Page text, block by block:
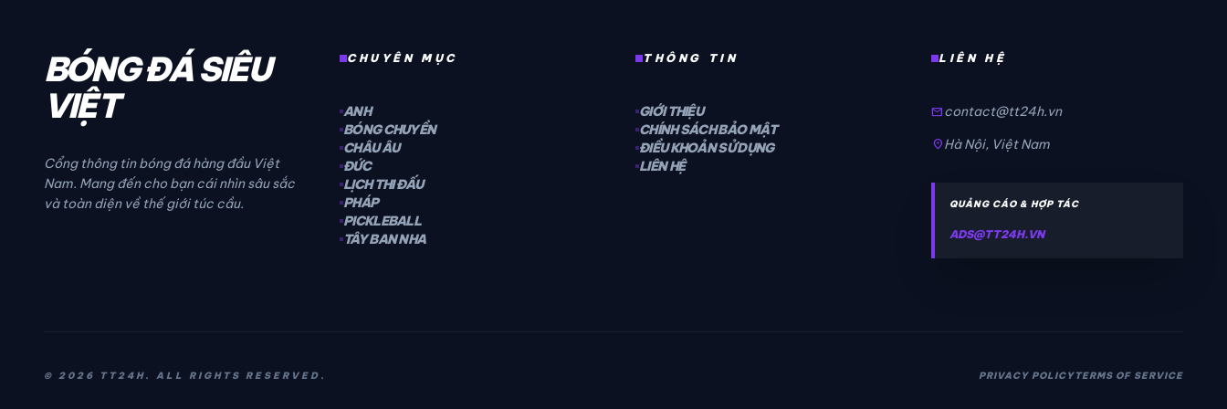
BÓNG ĐÁ SIÊU
VIỆT
Cổng thông tin bóng đá hàng đầu Việt
Nam. Mang đến cho bạn cái nhìn sâu sắc
và toàn diện về thế giới túc cầu.
CHUYÊN MỤC
ANH
BÓNG CHUYỀN
CHÂU ÂU
ĐỨC
LỊCH THI ĐẤU
PHÁP
PICKLEBALL
TÂY BAN NHA
THÔNG TIN
GIỚI THIỆU
CHÍNH SÁCH BẢO MẬT
ĐIỀU KHOẢN SỬ DỤNG
LIÊN HỆ
LIÊN HỆ
mailcontact@tt24h.vn
location_onHà Nội, Việt Nam
QUẢNG CÁO & HỢP TÁC
ADS@TT24H.VN
© 2026 TT24H. ALL RIGHTS RESERVED. PRIVACY POLICYTERMS OF SERVICE